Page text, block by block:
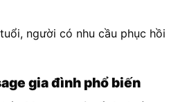
người có nhu cầu phục hồi
gia đình phổ biến